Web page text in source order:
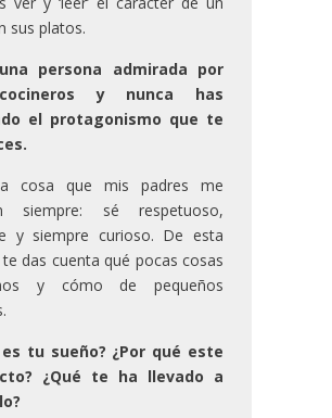
sus platos.
persona admirada por
y nunca has
el protagonismo que te
cosa que mis padres me
siempre: sé respetuoso,
y siempre curioso. De esta
das cuenta qué pocas cosas
y cómo de pequeños
es tu sueño? ¿Por qué este
¿Qué te ha llevado a